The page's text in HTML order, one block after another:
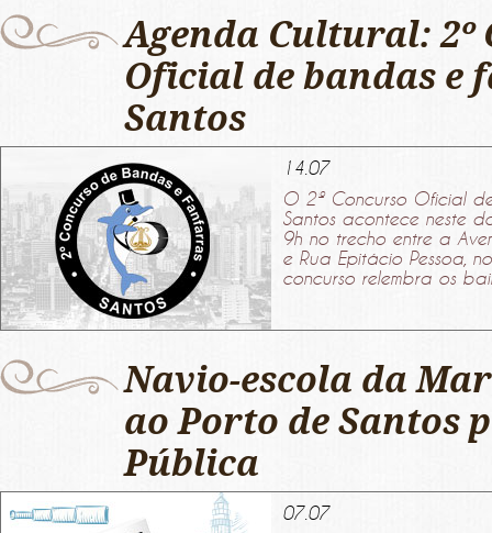
Agenda Cultural: 2º
Oficial de bandas e
Santos
14.07
O 2º Concurso Oficial
Santos acontece neste
9h no trecho entre a
e Rua Epitácio Pessoa,
concurso relembra os
Navio-escola da
ao Porto de Santos
Pública
07.07